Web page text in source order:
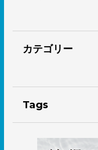
カテゴリー
Tags